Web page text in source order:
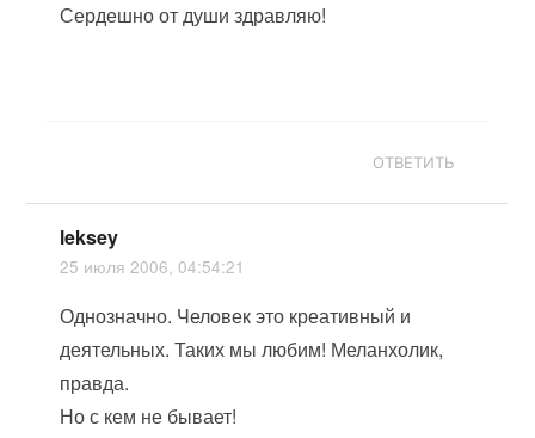
Сердешно от души здравляю!
ОТВЕТИТЬ
leksey
25 июля 2006, 04:54:21
Однозначно. Человек это креативный и
деятельных. Таких мы любим! Меланхолик,
правда.
Но с кем не бывает!